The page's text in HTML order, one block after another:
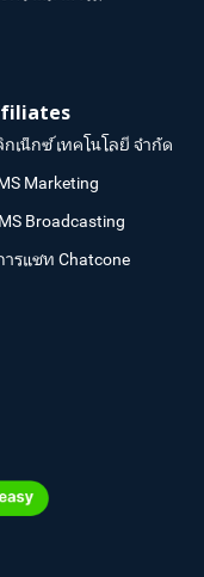
เน็กซ์ เทคโนโลยี จำกัด
Marketing
Broadcasting
รแชท Chatcone